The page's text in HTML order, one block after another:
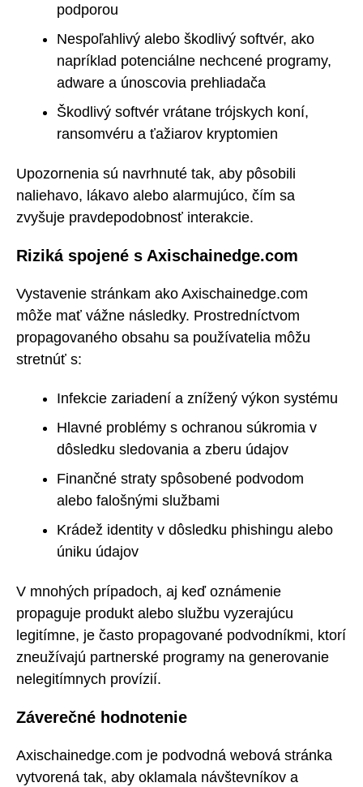
podporou
Nespoľahlivý alebo škodlivý softvér, ako
napríklad potenciálne nechcené programy,
adware a únoscovia prehliadača
Škodlivý softvér vrátane trójskych koní,
ransomvéru a ťažiarov kryptomien
Upozornenia sú navrhnuté tak, aby pôsobili
naliehavo, lákavo alebo alarmujúco, čím sa
zvyšuje pravdepodobnosť interakcie.
Riziká spojené s Axischainedge.com
Vystavenie stránkam ako Axischainedge.com
môže mať vážne následky. Prostredníctvom
propagovaného obsahu sa používatelia môžu
stretnúť s:
Infekcie zariadení a znížený výkon systému
Hlavné problémy s ochranou súkromia v
dôsledku sledovania a zberu údajov
Finančné straty spôsobené podvodom
alebo falošnými službami
Krádež identity v dôsledku phishingu alebo
úniku údajov
V mnohých prípadoch, aj keď oznámenie
propaguje produkt alebo službu vyzerajúcu
legitímne, je často propagované podvodníkmi, ktorí
zneužívajú partnerské programy na generovanie
nelegitímnych provízií.
Záverečné hodnotenie
Axischainedge.com je podvodná webová stránka
vytvorená tak, aby oklamala návštevníkov a